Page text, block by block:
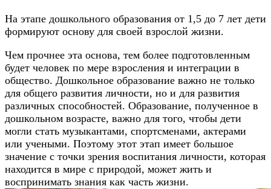
На этапе дошкольного образования от 1,5 до 7 лет дети
формируют основу для своей взрослой жизни.
Чем прочнее эта основа, тем более подготовленным
будет человек по мере взросления и интеграции в
общество. Дошкольное образование важно не только
для общего развития личности, но и для развития
различных способностей. Образование, полученное в
дошкольном возрасте, важно для того, чтобы дети
могли стать музыкантами, спортсменами, актерами
или учеными. Поэтому этот этап имеет большое
значение с точки зрения воспитания личности, которая
находится в мире с природой, может жить и
воспринимать знания как часть жизни.